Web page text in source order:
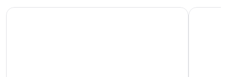
ตั๋วเข้าชมพิพิธภัณฑ์สัตว์น้ํา SEA LIFE Kelly Tarlton ทัวร์โรโต